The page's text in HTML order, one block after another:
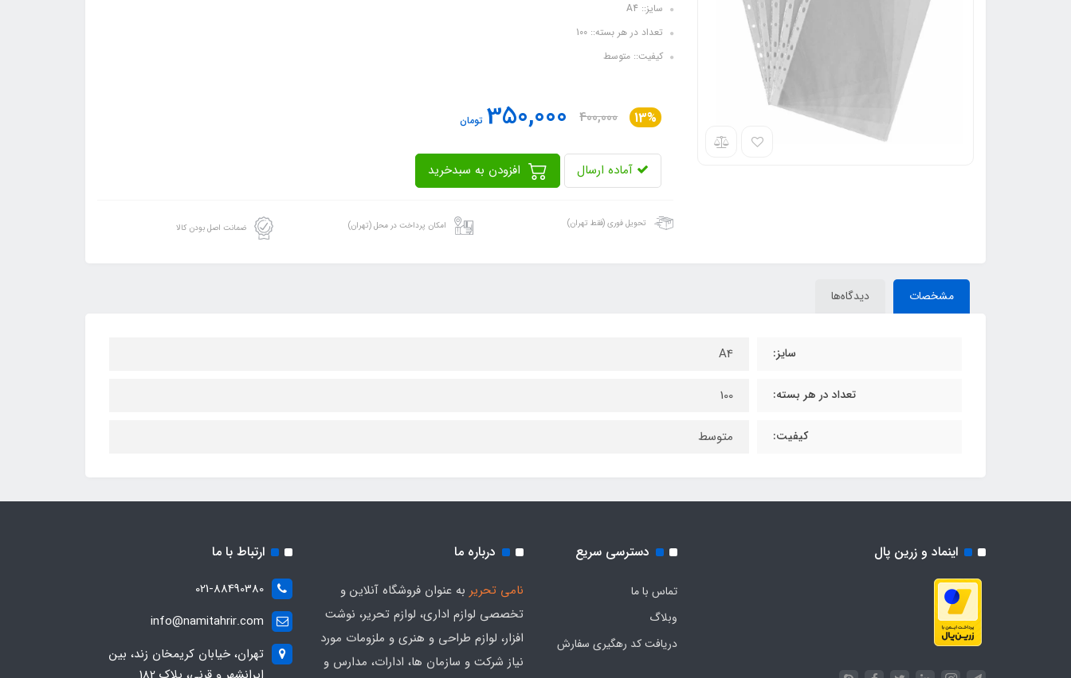
سایز:: A4
تعداد در هر بسته:: 100
کیفیت:: متوسط
13%
400,000
350,000 تومان
آماده ارسال
تحویل فوری (فقط تهران) امکان پرداخت در محل (تهران) ضمانت اصل بودن کالا
مشخصات دیدگاه‌ها
سایز: A4
تعداد در هر بسته: 100
کیفیت: متوسط
اینماد و زرین پال دسترسی سریع
تماس با ما
وبلاگ
دریافت کد رهگیری سفارش
درباره ما
نامی تحریر به عنوان فروشگاه آنلاین و
تخصصی لوازم اداری، لوازم تحریر، نوشت
افزار، لوازم طراحی و هنری و ملزومات مورد
نیاز شرکت و سازمان ها، ادارات، مدارس و
ارتباط با ما
021-88490380
info@namitahrir.com
تهران، خیابان کریمخان زند، بین